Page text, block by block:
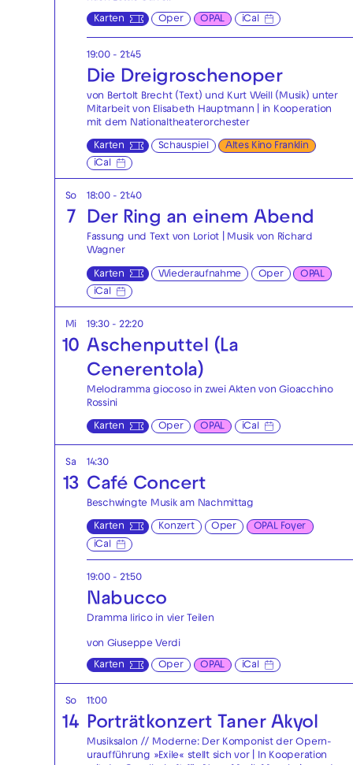
Karten Oper OPAL iCal
19:00 - 21:45
Die Drei­groschen­oper
von Bertolt Brecht (Text) und Kurt Weill (Musik) unter
Mitarbeit von Elisabeth Hauptmann | in Kooperation
mit dem Nationaltheaterorchester
Karten Schauspiel
Altes Kino Franklin
iCal
So
7
18:00 - 21:40
Der Ring an einem Abend
Fassung und Text von Loriot | Musik von Richard
Wagner
Karten Wiederaufnahme Oper
OPAL
iCal
Mi
10
19:30 - 22:20
Aschenputtel (La
Cenerentola)
Melodramma giocoso in zwei Akten von Gioacchino
Rossini
Karten Oper OPAL iCal
Sa
13
14:30
Café Concert
Beschwingte Musik am Nachmittag
Karten Konzert Oper
OPAL Foyer
iCal
19:00 - 21:50
Nabucco
Dramma lirico in vier Teilen
von Giuseppe Verdi
Karten Oper OPAL iCal
So
14
11:00
Porträtkonzert Taner Akyol
Musiksalon // Moderne: Der Komponist der Opern-
uraufführung »Exile« stellt sich vor | In Kooperation